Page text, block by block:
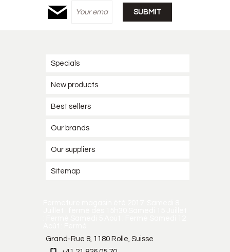
Specials
New products
Best sellers
Our brands
Our suppliers
Sitemap
Grand-Rue 8, 1180 Rolle, Suisse